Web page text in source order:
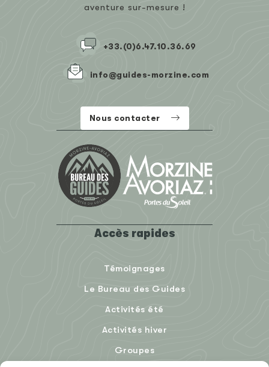
aventure sur-mesure !
+33.(0)6.47.10.36.69
info@guides-morzine.com
Nous contacter
Accès rapides
Témoignages
Le Bureau des Guides
Activités été
Activités hiver
Groupes